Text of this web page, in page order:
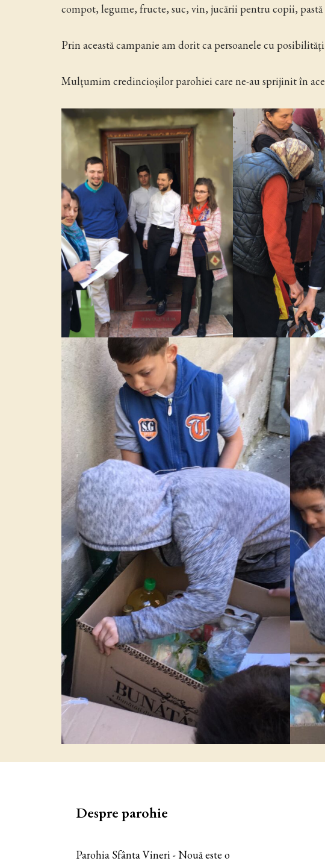
compot, legume, fructe, suc, vin, jucării pentru copii,
Prin această campanie am dorit ca persoanele cu
Mulțumim credincioșilor parohiei care ne-au sprijinit în
Despre parohie
Parohia Sfânta Vineri - Nouă este o